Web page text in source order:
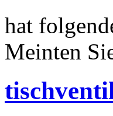
hat
Meinten